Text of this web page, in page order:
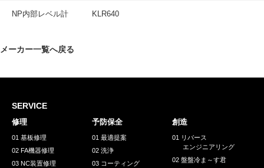
INTERVIEW
採用情報
GREEN CHALLENGE
環境への取り組み
NP内部レベル計 KLR640
メーカー一覧へ戻る
SERVICE
修理
01 基板修理
02 FA機器修理
03 NC装置修理
予防保全
01 最適提案
02 洗浄
03 コーティング
創造
01 リバース
エンジニアリング
02 盤盤冷ま～す君